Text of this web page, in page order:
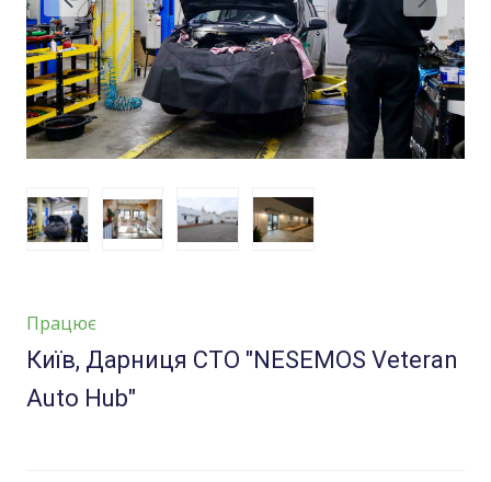
Працює
Київ, Дарниця СТО "NESEMOS Veteran
Auto Hub"